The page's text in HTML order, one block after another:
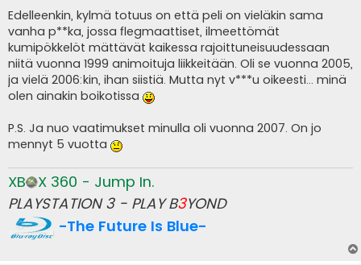
Edelleenkin, kylmä totuus on että peli on vieläkin sama
vanha p**ka, jossa flegmaattiset, ilmeettömät
kumipökkelöt mättävät kaikessa rajoittuneisuudessaan
niitä vuonna 1999 animoituja liikkeitään. Oli se vuonna 2005,
ja vielä 2006:kin, ihan siistiä. Mutta nyt v***u oikeesti... minä
olen ainakin boikotissa
P.S. Ja nuo vaatimukset minulla oli vuonna 2007. On jo
mennyt 5 vuotta
XB
X 360 - Jump In.
PLAYSTATION 3 - PLAY B3YOND
-The Future Is Blue-